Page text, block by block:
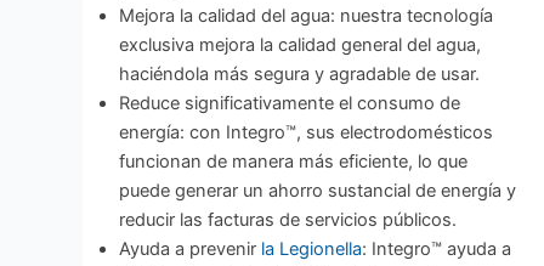
Mejora la calidad del agua: nuestra tecnología
exclusiva mejora la calidad general del agua,
haciéndola más segura y agradable de usar.
Reduce significativamente el consumo de
energía: con Integro™, sus electrodomésticos
funcionan de manera más eficiente, lo que
puede generar un ahorro sustancial de energía y
reducir las facturas de servicios públicos.
Ayuda a prevenir la Legionella: Integro™ ayuda a